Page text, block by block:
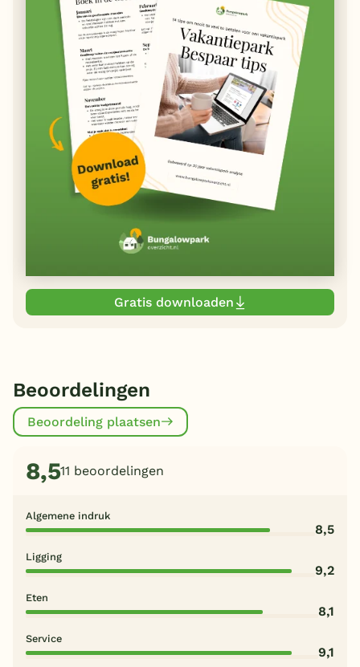
Gratis downloaden
Beoordelingen
Beoordeling plaatsen
8,511 beoordelingen
Algemene indruk
8,5
Ligging
9,2
Eten
8,1
Service
9,1